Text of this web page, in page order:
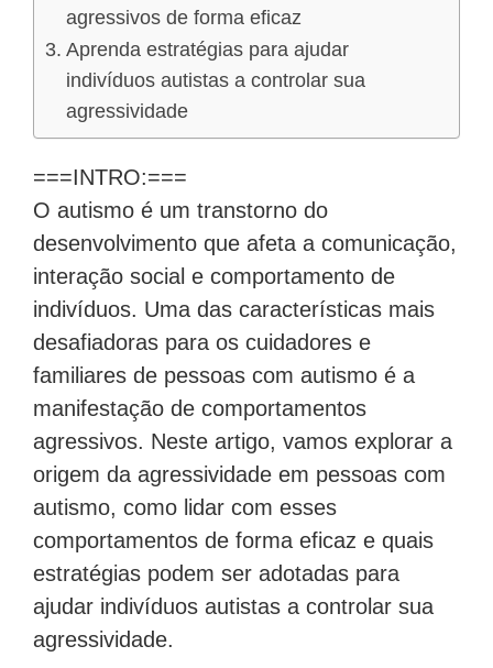
agressivos de forma eficaz
Aprenda estratégias para ajudar
indivíduos autistas a controlar sua
agressividade
===INTRO:===
O autismo é um transtorno do
desenvolvimento que afeta a comunicação,
interação social e comportamento de
indivíduos. Uma das características mais
desafiadoras para os cuidadores e
familiares de pessoas com autismo é a
manifestação de comportamentos
agressivos. Neste artigo, vamos explorar a
origem da agressividade em pessoas com
autismo, como lidar com esses
comportamentos de forma eficaz e quais
estratégias podem ser adotadas para
ajudar indivíduos autistas a controlar sua
agressividade.